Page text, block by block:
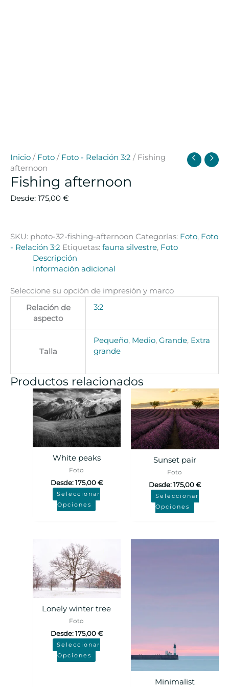
Inicio / Foto / Foto - Relación 3:2 / Fishing
afternoon
Fishing afternoon
Desde: 175,00 €
SKU: photo-32-fishing-afternoon Categorías: Foto, Foto
- Relación 3:2 Etiquetas: fauna silvestre, Foto
Descripción
Información adicional
Seleccione su opción de impresión y marco
Relación de
aspecto
3:2
Talla
Pequeño, Medio, Grande, Extra
grande
Productos relacionados
White peaks
Foto
Desde:175,00€
Seleccionar
Opciones
Sunset pair
Foto
Desde:175,00€
Seleccionar
Opciones
Lonely winter tree
Foto
Desde:175,00€
Seleccionar
Opciones
Minimalist